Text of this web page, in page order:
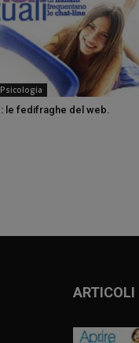
le fedifraghe del web.
ARTICOLI